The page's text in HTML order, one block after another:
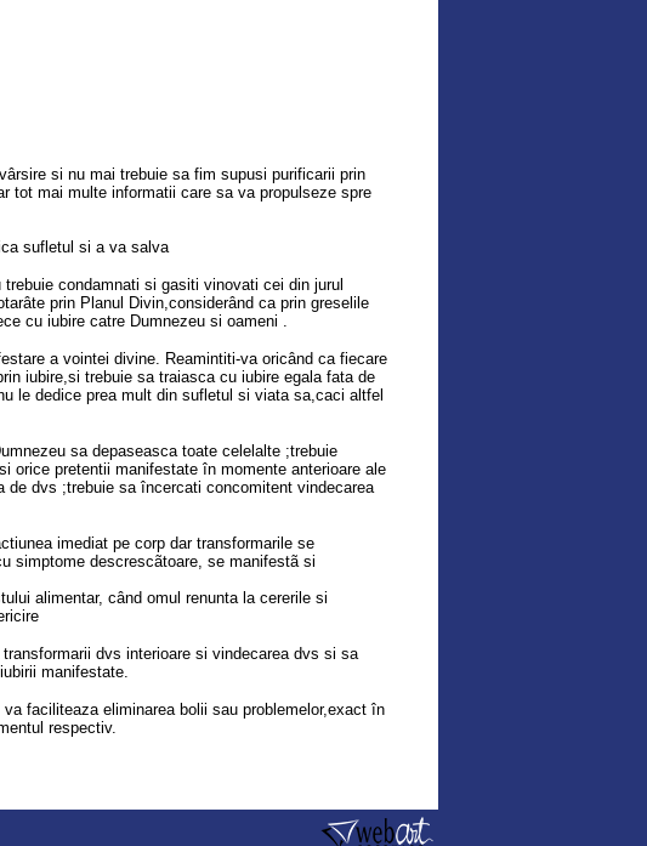
si nu mai trebuie sa fim supusi purificarii prin
tot mai multe informatii care sa va propulseze spre
sufletul si a va salva
condamnati si gasiti vinovati cei din jurul
prin Planul Divin,considerând ca prin greselile
cu iubire catre Dumnezeu si oameni .
a vointei divine. Reamintiti-va oricând ca fiecare
iubire,si trebuie sa traiasca cu iubire egala fata de
le dedice prea mult din sufletul si viata sa,caci altfel
sa depaseasca toate celelalte ;trebuie
orice pretentii manifestate în momente anterioare ale
dvs ;trebuie sa încercati concomitent vindecarea
imediat pe corp dar transformarile se
simptome descrescãtoare, se manifestã si
alimentar, când omul renunta la cererile si
dvs interioare si vindecarea dvs si sa
manifestate.
faciliteaza eliminarea bolii sau problemelor,exact în
respectiv.